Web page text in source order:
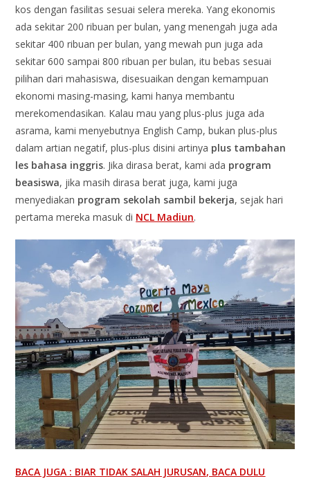
kos dengan fasilitas sesuai selera mereka. Yang ekonomis
ada sekitar 200 ribuan per bulan, yang menengah juga ada
sekitar 400 ribuan per bulan, yang mewah pun juga ada
sekitar 600 sampai 800 ribuan per bulan, itu bebas sesuai
pilihan dari mahasiswa, disesuaikan dengan kemampuan
ekonomi masing-masing, kami hanya membantu
merekomendasikan. Kalau mau yang plus-plus juga ada
asrama, kami menyebutnya English Camp, bukan plus-plus
dalam artian negatif, plus-plus disini artinya plus tambahan
les bahasa inggris. Jika dirasa berat, kami ada program
beasiswa, jika masih dirasa berat juga, kami juga
menyediakan program sekolah sambil bekerja, sejak hari
pertama mereka masuk di NCL Madiun.
BACA JUGA : BIAR TIDAK SALAH JURUSAN, BACA DULU